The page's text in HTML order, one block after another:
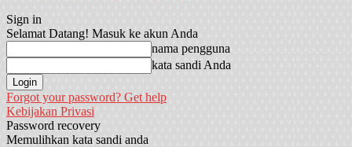
Sign in
Selamat Datang! Masuk ke akun Anda
nama pengguna
kata sandi Anda
Forgot your password? Get help
Kebijakan Privasi
Password recovery
Memulihkan kata sandi anda